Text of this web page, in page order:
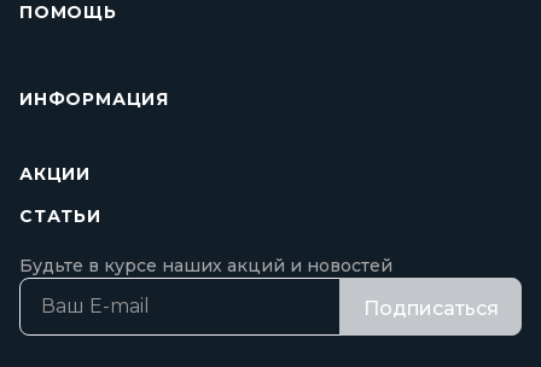
ПОМОЩЬ
ИНФОРМАЦИЯ
АКЦИИ
СТАТЬИ
Будьте в курсе наших акций и новостей
Подписаться